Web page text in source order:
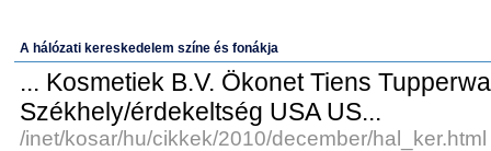
A hálózati kereskedelem színe és fonákja
... Kosmetiek B.V. Ökonet Tiens
Székhely/érdekeltség USA US...
/inet/kosar/hu/cikkek/2010/december/hal_ker.html